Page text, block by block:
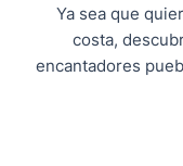
Ya sea que
costa,
encantadores